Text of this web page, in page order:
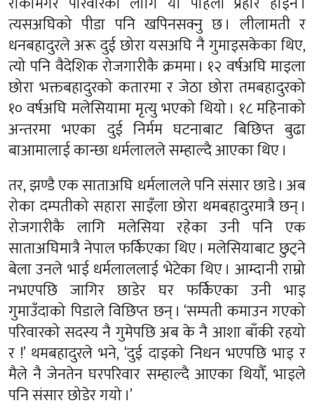
त्यसअघिको पीडा पनि खपिनसक्नु छ । लीलामती र
धनबहादुरले अरू दुई छोरा यसअघि नै गुमाइसकेका थिए,
त्यो पनि वैदेशिक रोजगारीकै क्रममा । १२ वर्षअघि माइला
छोरा भक्तबहादुरको कतारमा र जेठा छोरा तमबहादुरको
१० वर्षअघि मलेसियामा मृत्यु भएको थियो । १८ महिनाको
अन्तरमा भएका दुई निर्मम घटनाबाट बिछिप्त बुढा
बाआमालाई कान्छा धर्मलालले सम्हाल्दै आएका थिए ।
तर, झण्डै एक साताअघि धर्मलालले पनि संसार छाडे । अब
रोका दम्पतीको सहारा साइँला छोरा थमबहादुरमात्रै छन् ।
रोजगारीकै लागि मलेसिया रहेका उनी पनि एक
साताअघिमात्रै नेपाल फर्किएका थिए । मलेसियाबाट छुट्ने
बेला उनले भाई धर्मलाललाई भेटेका थिए । आम्दानी राम्रो
नभएपछि जागिर छाडेर घर फर्किएका उनी भाइ
गुमाउँदाको पिडाले विछिप्त छन् । ‘सम्पती कमाउन गएको
परिवारको सदस्य नै गुमेपछि अब के नै आशा बाँकी रहयो
र !’ थमबहादुरले भने, ‘दुई दाइको निधन भएपछि भाइ र
मैले नै जेनतेन घरपरिवार सम्हाल्दै आएका थियौँ, भाइले
पनि संसार छोडेर गयो ।’